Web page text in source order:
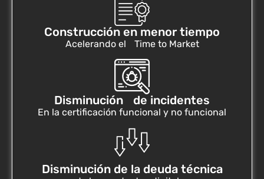
Construcción en menor tiempo
Acelerando el Time to Market
Disminución de incidentes
En la certificación funcional y no funcional
Disminución de la deuda técnica